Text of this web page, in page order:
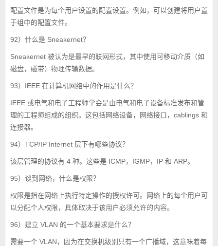
配置文件是为每个用户设置的配置设置。例如，可以创建将用户置
于组中的配置文件。
92）什么是 Sneakernet？
Sneakernet 被认为是最早的联网形式，其中使用可移动介质（如
磁盘，磁带）物理传输数据。
93）IEEE 在计算机网络中的作用是什么？
IEEE 或电气和电子工程师学会是由电气和电子设备标准发布和管
理的工程师组成的组织。这包括网络设备，网络接口，cablings 和
连接器。
94）TCP/IP Internet 层下有哪些协议？
该层管理的协议有 4 种。这些是 ICMP，IGMP，IP 和 ARP。
95）谈到网络，什么是权限？
权限是指在网络上执行特定操作的授权许可。网络上的每个用户可
以分配个人权限，具体取决于该用户必须允许的内容。
96）建立 VLAN 的一个基本要求是什么？
需要一个 VLAN，因为在交换机级别只有一个广播域，这意味着每